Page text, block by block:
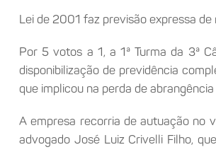
Lei de 2001 faz previsão expressa
Por 5 votos a 1, a 1ª Turma da 3ª
disponibilização de previdência
que implicou na perda de
A empresa recorria de autuação no
advogado José Luiz Crivelli Filho,